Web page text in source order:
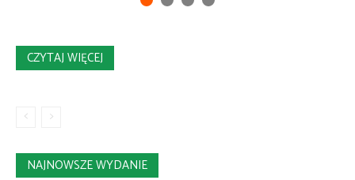
CZYTAJ WIĘCEJ
NAJNOWSZE WYDANIE